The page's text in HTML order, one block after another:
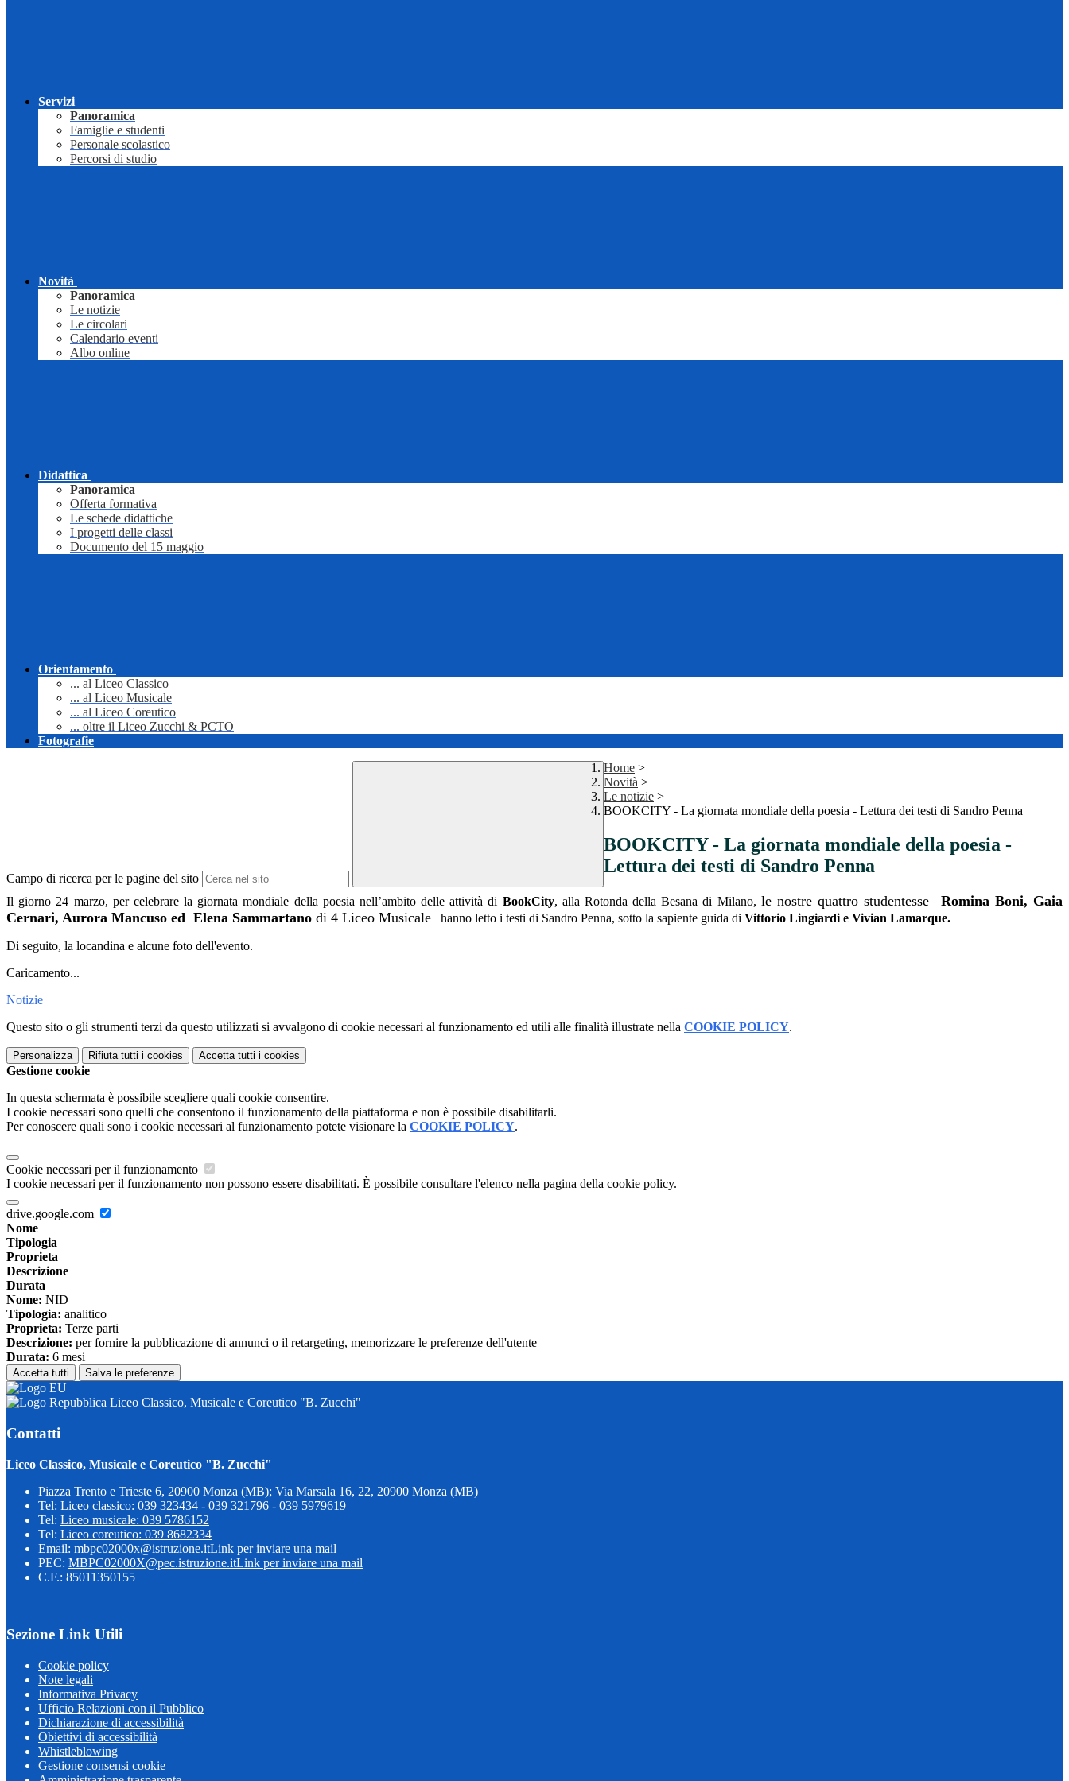
Servizi
Panoramica
Famiglie e studenti
Personale scolastico
Percorsi di studio
Novità
Panoramica
Le notizie
Le circolari
Calendario eventi
Albo online
Didattica
Panoramica
Offerta formativa
Le schede didattiche
I progetti delle classi
Documento del 15 maggio
Orientamento
... al Liceo Classico
... al Liceo Musicale
... al Liceo Coreutico
... oltre il Liceo Zucchi & PCTO
Fotografie
Campo di ricerca per le pagine del sito
Home >
Novità >
Le notizie >
BOOKCITY - La giornata mondiale della poesia - Lettura dei testi di Sandro Penna
BOOKCITY - La giornata mondiale della poesia -
Lettura dei testi di Sandro Penna
Il giorno 24 marzo, per celebrare la giornata mondiale della poesia nell’ambito delle attività di BookCity, alla Rotonda della Besana di Milano, le nostre quattro studentesse
Romina Boni, Gaia
Cernari, Aurora Mancuso ed Elena Sammartano di 4 Liceo Musicale hanno letto i testi di Sandro Penna, sotto la sapiente guida di Vittorio Lingiardi e Vivian Lamarque.
Di seguito, la locandina e alcune foto dell'evento.
Caricamento...
Notizie
Questo sito o gli strumenti terzi da questo utilizzati si avvalgono di cookie necessari al funzionamento ed utili alle finalità illustrate nella COOKIE POLICY.
Personalizza Rifiuta tutti i cookies Accetta tutti i cookies
Gestione cookie
In questa schermata è possibile scegliere quali cookie consentire.
I cookie necessari sono quelli che consentono il funzionamento della piattaforma e non è possibile disabilitarli.
Per conoscere quali sono i cookie necessari al funzionamento potete visionare la COOKIE POLICY.
Cookie necessari per il funzionamento
I cookie necessari per il funzionamento non possono essere disabilitati. È possibile consultare l'elenco nella pagina della cookie policy.
drive.google.com
Nome
Tipologia
Proprieta
Descrizione
Durata
Nome: NID
Tipologia: analitico
Proprieta: Terze parti
Descrizione: per fornire la pubblicazione di annunci o il retargeting, memorizzare le preferenze dell'utente
Durata: 6 mesi
Accetta tutti Salva le preferenze
Liceo Classico, Musicale e Coreutico "B. Zucchi"
Contatti
Liceo Classico, Musicale e Coreutico "B. Zucchi"
Piazza Trento e Trieste 6, 20900 Monza (MB); Via Marsala 16, 22, 20900 Monza (MB)
Tel: Liceo classico: 039 323434 - 039 321796 - 039 5979619
Tel: Liceo musicale: 039 5786152
Tel: Liceo coreutico: 039 8682334
Email: mbpc02000x@istruzione.itLink per inviare una mail
PEC: MBPC02000X@pec.istruzione.itLink per inviare una mail
C.F.: 85011350155
Sezione Link Utili
Cookie policy
Note legali
Informativa Privacy
Ufficio Relazioni con il Pubblico
Dichiarazione di accessibilità
Obiettivi di accessibilità
Whistleblowing
Gestione consensi cookie